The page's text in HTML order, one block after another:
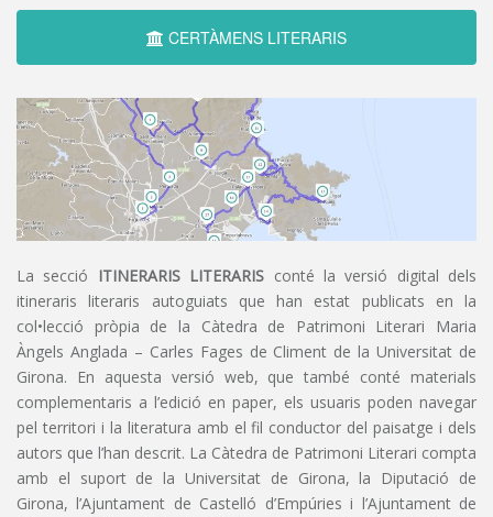
CERTÀMENS LITERARIS
La secció ITINERARIS LITERARIS conté la versió digital dels
itineraris literaris autoguiats que han estat publicats en la
col•lecció pròpia de la Càtedra de Patrimoni Literari Maria
Àngels Anglada – Carles Fages de Climent de la Universitat de
Girona. En aquesta versió web, que també conté materials
complementaris a l’edició en paper, els usuaris poden navegar
pel territori i la literatura amb el fil conductor del paisatge i dels
autors que l’han descrit. La Càtedra de Patrimoni Literari compta
amb el suport de la Universitat de Girona, la Diputació de
Girona, l’Ajuntament de Castelló d’Empúries i l’Ajuntament de